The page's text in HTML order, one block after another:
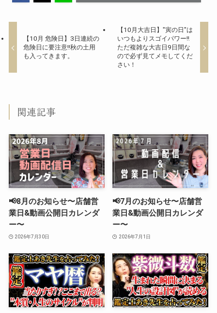
【10月 危険日】3日連続の
危険日に要注意‼︎秋の土用
も入ってきます。
【10月大吉日】"寅の日"は
いつもよりスゴイパワー‼︎
ただ複雑な大吉日9日間な
ので必ず見てメモしてくだ
さい！
関連記事
📢8月のお知らせ〜店舗営
業日&動画公開日カレンダ
ー〜
2026年7月30日
📢7月のお知らせ〜店舗営
業日&動画公開日カレンダ
ー〜
2026年7月1日